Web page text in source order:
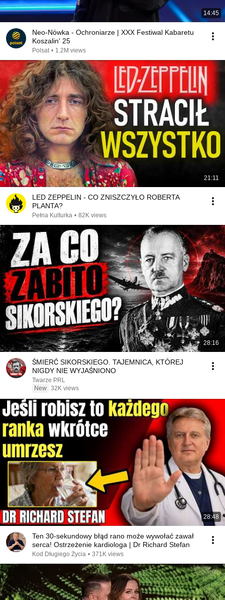
14:45
Neo-Nówka - Ochroniarze | XXX Festiwal Kabaretu
Koszalin' 25
Polsat • 1.2M views
21:11
LED ZEPPELIN - CO ZNISZCZYŁO ROBERTA
PLANTA?
Pełna Kulturka • 82K views
28:16
ŚMIERĆ SIKORSKIEGO. TAJEMNICA, KTÓREJ
NIGDY NIE WYJAŚNIONO
Twarze PRL
New 32K views
28:48
Ten 30-sekundowy błąd rano może wywołać zawał
serca! Ostrzeżenie kardiologa | Dr Richard Stefan
Kod Długiego Życia • 371K views